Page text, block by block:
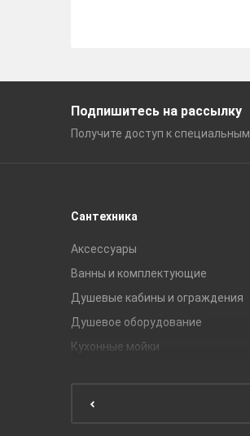
Подпишитесь на рассылку
Получите доступ к специальным
Сантехника
Аксессуары
Ванны и комплектующие
Душевые кабины и ограждения
Душевое оборудование
Кухонные мойки